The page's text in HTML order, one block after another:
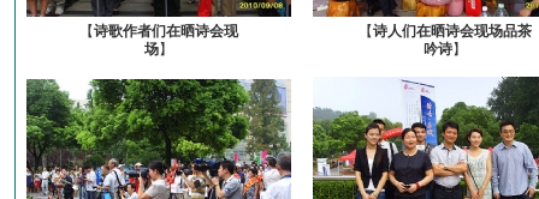
【诗歌作者们在晒诗会现
场】
【诗人们在晒诗会现场品茶
吟诗】